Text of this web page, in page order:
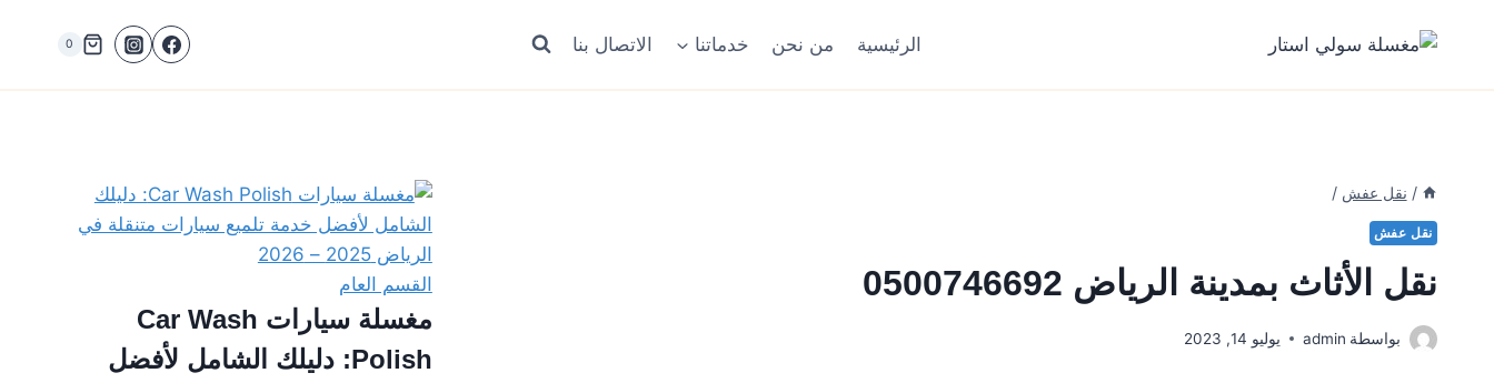
الرئيسية من نحن خدماتنا الاتصال بنا 0
/ نقل عفش /
نقل عفش
نقل الأثاث بمدينة الرياض 0500746692
بواسطة admin يوليو 14, 2023
القسم العام
مغسلة سيارات Car Wash
Polish: دليلك الشامل لأفضل